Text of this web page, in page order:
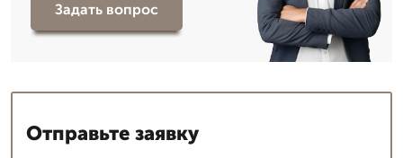
Задать вопрос
Отправьте заявку